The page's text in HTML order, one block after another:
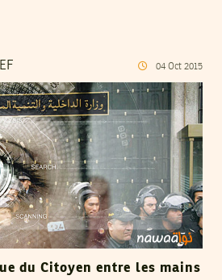
04 Oct 2015
du Citoyen entre les mains